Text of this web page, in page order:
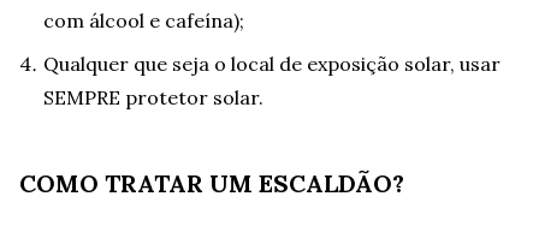
com álcool e cafeína);
Qualquer que seja o local de exposição solar, usar
SEMPRE protetor solar.
COMO TRATAR UM ESCALDÃO?